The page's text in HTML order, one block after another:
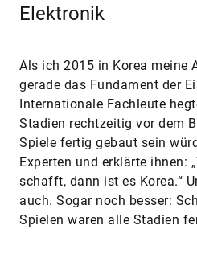
Elektronik
Als ich 2015 in Korea meine
gerade das Fundament der
Internationale Fachleute
Stadien rechtzeitig vor dem
Spiele fertig gebaut sein
Experten und erklärte ihnen:
schafft, dann ist es Korea.“
auch. Sogar noch besser:
Spielen waren alle Stadien